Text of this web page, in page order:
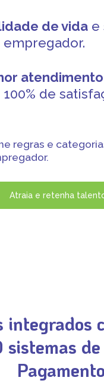
de vidae
empregador.
atendimento
de
regras e
.
Atraia e retenha
integrados
sistemas
Pagamento